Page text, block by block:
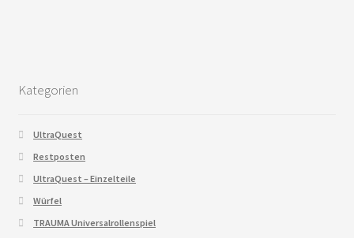
Kategorien
UltraQuest
Restposten
UltraQuest – Einzelteile
Würfel
TRAUMA Universalrollenspiel